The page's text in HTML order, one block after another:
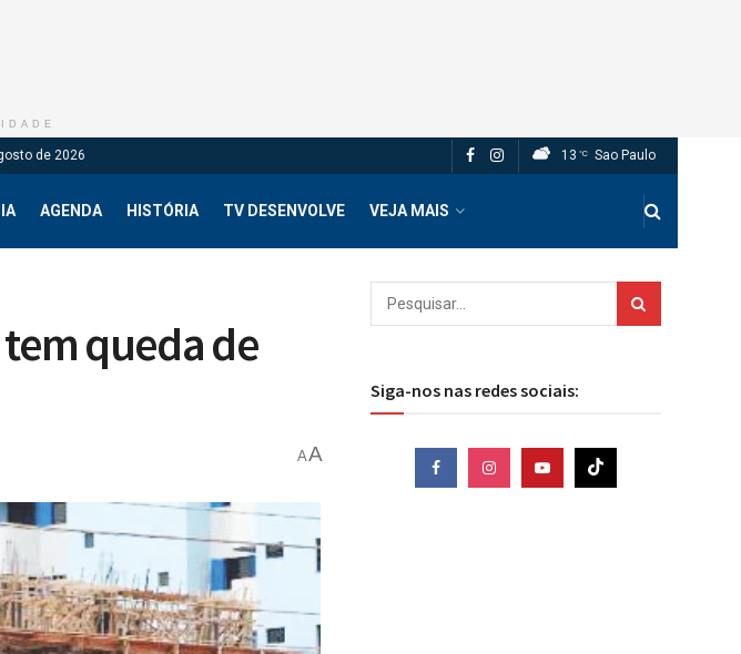
de 2026 13 °C Sao Paulo
AGENDA HISTÓRIA TV DESENVOLVE VEJA MAIS
queda de
AA
Siga-nos nas redes sociais: